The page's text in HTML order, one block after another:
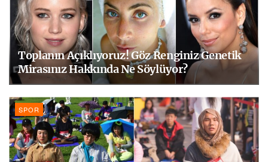
Toplanın Açıklıyoruz! Göz Renginiz Genetik
Mirasınız Hakkında Ne Söylüyor?
SPOR